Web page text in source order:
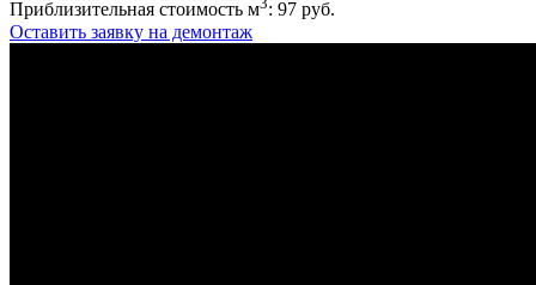
Приблизительная стоимость м : 97 руб.
Оставить заявку на демонтаж